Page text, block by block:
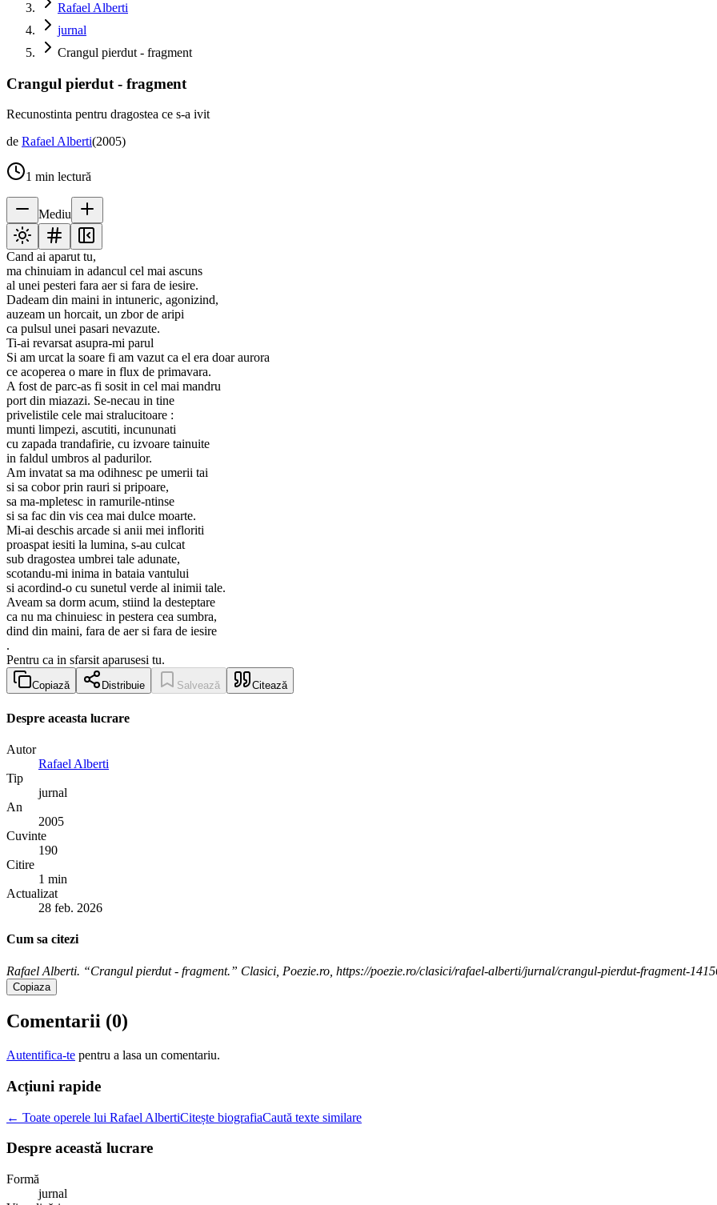
Rafael Alberti
jurnal
Crangul pierdut - fragment
Crangul pierdut - fragment
Recunostinta pentru dragostea ce s-a ivit
de Rafael Alberti(2005)
1 min lectură
Mediu
Cand ai aparut tu,
ma chinuiam in adancul cel mai ascuns
al unei pesteri fara aer si fara de iesire.
Dadeam din maini in intuneric, agonizind,
auzeam un horcait, un zbor de aripi
ca pulsul unei pasari nevazute.
Ti-ai revarsat asupra-mi parul
Si am urcat la soare fi am vazut ca el era doar aurora
ce acoperea o mare in flux de primavara.
A fost de parc-as fi sosit in cel mai mandru
port din miazazi. Se-necau in tine
privelistile cele mai stralucitoare :
munti limpezi, ascutiti, incununati
cu zapada trandafirie, cu izvoare tainuite
in faldul umbros al padurilor.
Am invatat sa ma odihnesc pe umerii tai
si sa cobor prin rauri si pripoare,
sa ma-mpletesc in ramurile-ntinse
si sa fac din vis cea mai dulce moarte.
Mi-ai deschis arcade si anii mei infloriti
proaspat iesiti la lumina, s-au culcat
sub dragostea umbrei tale adunate,
scotandu-mi inima in bataia vantului
si acordind-o cu sunetul verde al inimii tale.
Aveam sa dorm acum, stiind la desteptare
ca nu ma chinuiesc in pestera cea sumbra,
dind din maini, fara de aer si fara de iesire
.
Pentru ca in sfarsit aparusesi tu.
Copiază Distribuie Salvează Citează
Despre aceasta lucrare
Autor
Rafael Alberti
Tip
jurnal
An
2005
Cuvinte
190
Citire
1 min
Actualizat
28 feb. 2026
Cum sa citezi
Rafael Alberti. “Crangul pierdut - fragment.” Clasici, Poezie.ro, https://poezie.ro/clasici/rafael-alberti/jurnal/crangul-pierdut-fragment-
Copiaza
Comentarii (0)
Autentifica-te pentru a lasa un comentariu.
Acțiuni rapide
← Toate operele lui Rafael AlbertiCitește biografiaCaută texte similare
Despre această lucrare
Formă
jurnal